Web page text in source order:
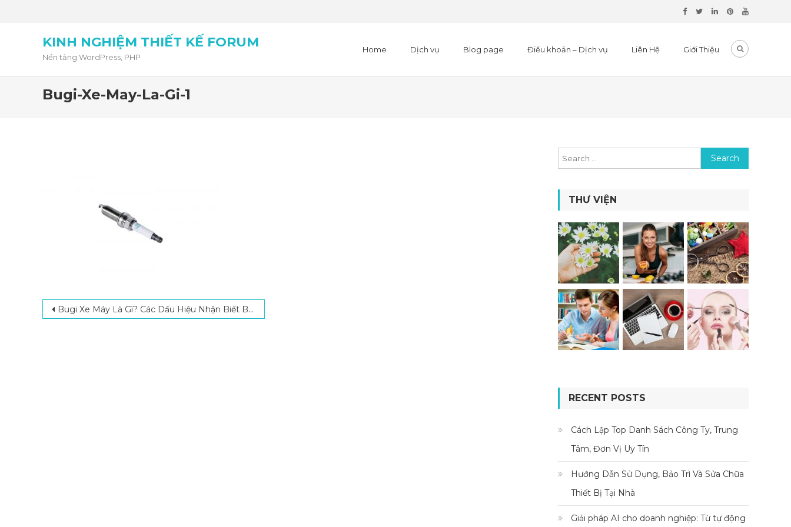
KINH NGHIỆM THIẾT KẾ FORUM
Nền tảng WordPress, PHP
Home Dịch vụ Blog page Điều khoản – Dịch vụ Liên Hệ Giới Thiệu
Bugi-Xe-May-La-Gi-1
Post navigation
Bugi Xe Máy Là Gì? Các Dấu Hiệu Nhận Biết Bugi Xe Máy Bị Hỏng
Search for:
THƯ VIỆN
RECENT POSTS
Cách Lập Top Danh Sách Công Ty, Trung
Tâm, Đơn Vị Uy Tín
Hướng Dẫn Sử Dụng, Bảo Trì Và Sửa Chữa
Thiết Bị Tại Nhà
Giải pháp AI cho doanh nghiệp: Từ tự động